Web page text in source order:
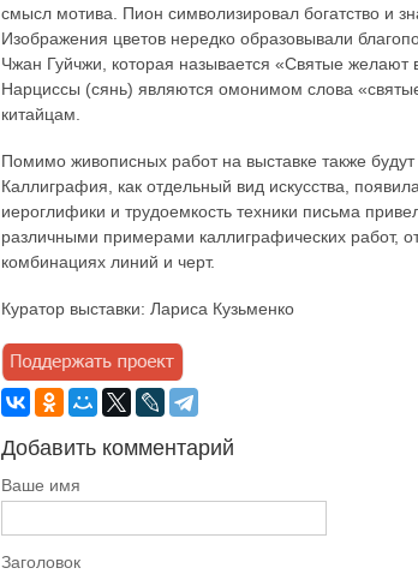
смысл мотива. Пион символизировал богатство и
Изображения цветов нередко образовывали
Чжан Гуйчжи, которая называется «Святые
Нарциссы (сянь) являются омонимом слова
китайцам.
Помимо живописных работ на выставке также
Каллиграфия, как отдельный вид искусства,
иероглифики и трудоемкость техники письма
различными примерами каллиграфических работ,
комбинациях линий и черт.
Куратор выставки: Лариса Кузьменко
Добавить комментарий
Ваше имя
Заголовок